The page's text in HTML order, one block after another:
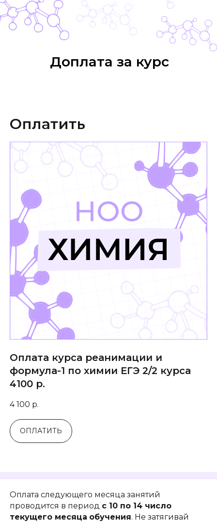
Доплата за курс
Оплатить
Оплата курса реанимации и
формула-1 по химии ЕГЭ 2/2 курса
4100 р.
4 100 р.
ОПЛАТИТЬ
Оплата следующего месяца занятий
проводится в период с 10 по 14 число
текущего месяца обучения. Не затягивай